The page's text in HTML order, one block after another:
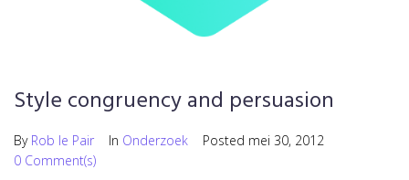
Style congruency and persuasion
By Rob le Pair In Onderzoek Posted mei 30, 2012
0 Comment(s)